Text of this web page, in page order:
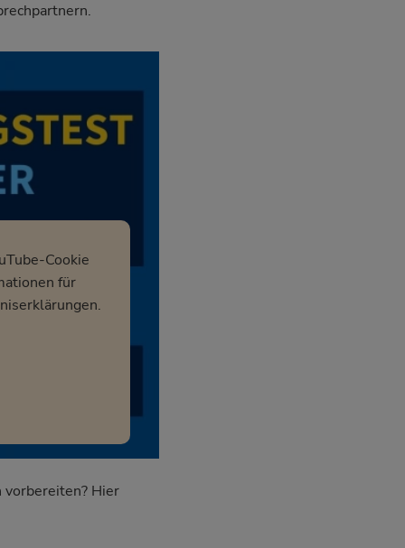
Cookie
für
vorbereiten? Hier